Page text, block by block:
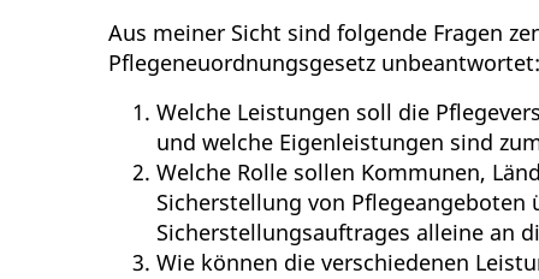
Aus meiner Sicht sind folgende Fragen
Pflegeneuordnungsgesetz unbeantwortet:
Welche Leistungen soll die
und welche Eigenleistungen sind
Welche Rolle sollen Kommunen,
Sicherstellung von Pflegeangeboten
Sicherstellungsauftrages alleine an
Wie können die verschiedenen